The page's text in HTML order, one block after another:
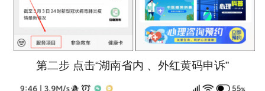
第二步 点击“湖南省内 、外红黄码申诉”